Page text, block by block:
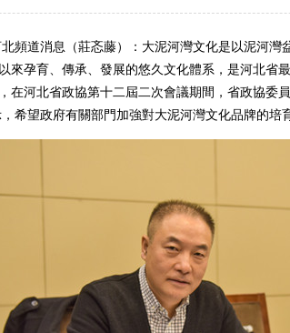
道消息（莊忞藤）：大泥河灣文化是以泥河灣
來孕育、傳承、發展的悠久文化體系，是河北省
在河北省政協第十二屆二次會議期間，省政協委
希望政府有關部門加強對大泥河灣文化品牌的培